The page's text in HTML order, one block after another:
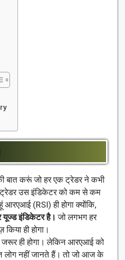
बात करूं जो हर एक ट्रेडर ने कभी
ट्रेडर उस इंडिकेटर को कम से कम
(RSI) ही होगा क्योंकि,
यूज्ड इंडिकेटर है। जो लगभग हर
ही होगा।
जरूर ही होगा। लेकिन आरएआई को
लोग नहीं जानते हैं। तो जो आज के